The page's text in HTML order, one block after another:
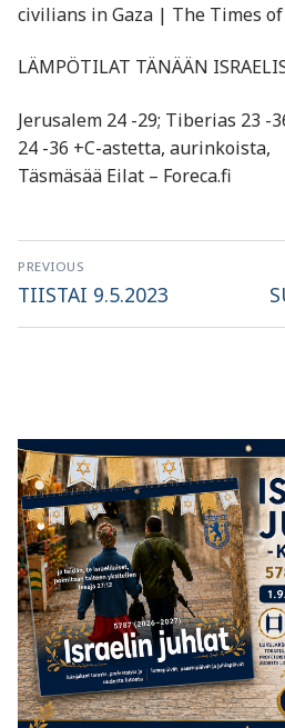
civilians in Gaza | The Times
LÄMPÖTILAT TÄNÄÄN
Jerusalem 24 -29; Tiberias 23 -
24 -36 +C-astetta, aurinkoista,
Täsmäsää Eilat – Foreca.fi
Artikkelien
selaus
PREVIOUS
Previous
TIISTAI 9.5.2023